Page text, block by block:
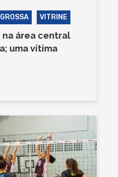
VITRINE
área central
uma vítima